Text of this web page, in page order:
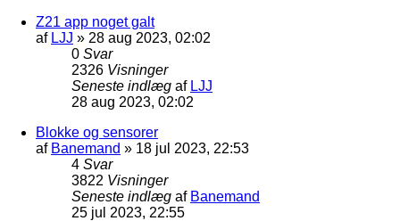
Z21 app noget galt
af LJJ » 28 aug 2023, 02:02
0 Svar
2326 Visninger
Seneste indlæg af LJJ
28 aug 2023, 02:02
Blokke og sensorer
af Banemand » 18 jul 2023, 22:53
4 Svar
3822 Visninger
Seneste indlæg af Banemand
25 jul 2023, 22:55